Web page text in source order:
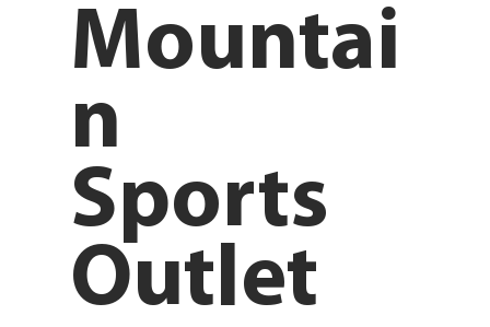
Mountai
n
Sports
Outlet